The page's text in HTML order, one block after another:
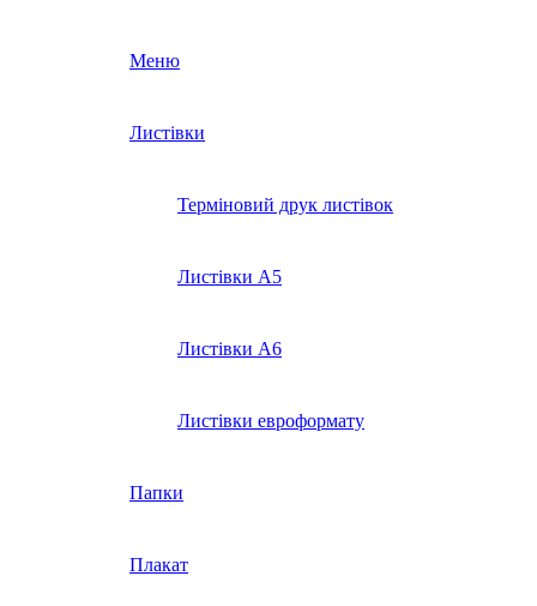
Меню
Листівки
Терміновий друк листівок
Листівки А5
Листівки А6
Листівки евроформату
Папки
Плакат